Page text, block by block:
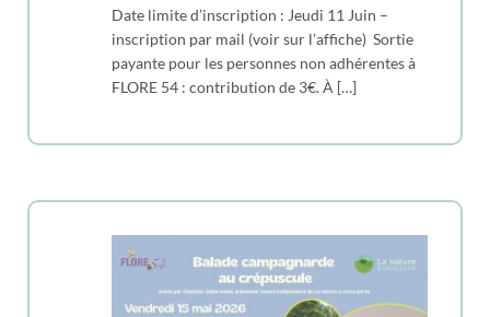
Date limite d’inscription : Jeudi 11 Juin –
inscription par mail (voir sur l’affiche) Sortie
payante pour les personnes non adhérentes à
FLORE 54 : contribution de 3€. À […]